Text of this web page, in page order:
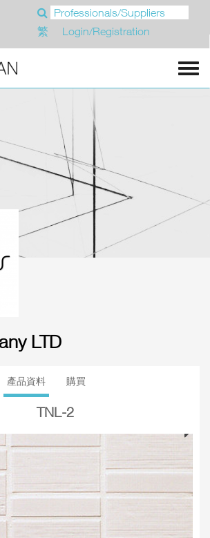
繁
Login/Registration
LTD
產品資料 購買
TNL-2